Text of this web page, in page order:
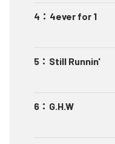
4 ： 4ever for 1
5 ： Still Runnin'
6 ： G.H.W